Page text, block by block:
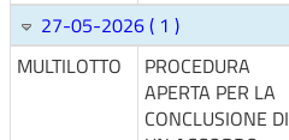
27-05-2026 ( 1 )
MULTILOTTO
PROCEDURA
APERTA PER LA
CONCLUSIONE DI